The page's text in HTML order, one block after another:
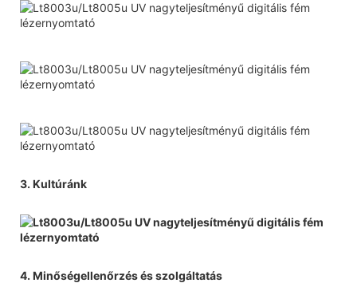
3. Kultúránk
4. Minőségellenőrzés és szolgáltatás